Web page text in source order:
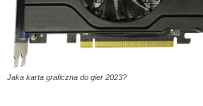
Jaka karta graficzna do gier 2023?